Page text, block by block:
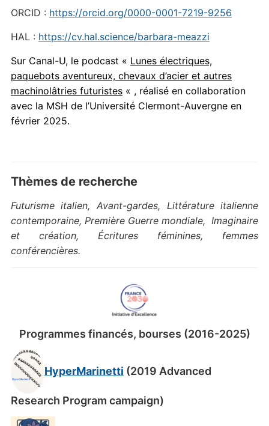
ORCID : https://orcid.org/0000-0001-7219-9256
HAL : https://cv.hal.science/barbara-meazzi
Sur Canal-U, le podcast « Lunes électriques,
paquebots aventureux, chevaux d’acier et autres
machinolâtries futuristes« , réalisé en collaboration
avec la MSH de l’Université Clermont-Auvergne en
février 2025.
Thèmes de recherche
Futurisme italien, Avant-gardes, Littérature italienne
contemporaine, Première Guerre mondiale,Imaginaire
et création, Écritures féminines, femmes
conférencières.
Programmes financés, bourses (2016-2025)
HyperMarinetti (2019 Advanced
Research Program campaign)